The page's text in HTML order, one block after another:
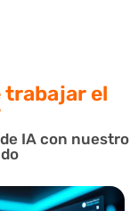
trabajar el
IA con nuestro